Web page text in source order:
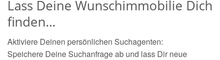
Lass Deine Wunschimmobilie Dich
finden…
Aktiviere Deinen persönlichen Suchagenten:
Speichere Deine Suchanfrage ab und lass Dir neue